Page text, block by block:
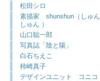
松田シロ
素描家 shunshun（しゅん
しゅん ）
山口聡一郎
写真誌「陰と陽」
白石ちえこ
柿崎真子
デザインユニット コニコ